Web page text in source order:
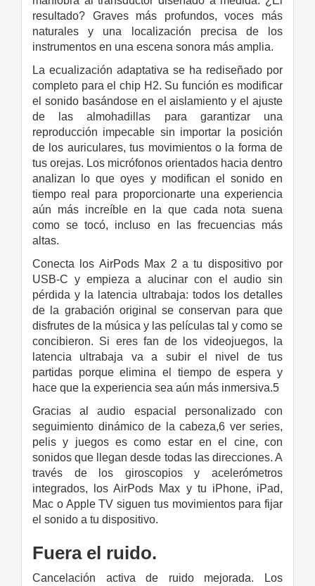
resultado? Graves más profundos, voces más
naturales y una localización precisa de los
instrumentos en una escena sonora más amplia.
La ecualización adaptativa se ha rediseñado por
completo para el chip H2. Su función es modificar
el sonido basándose en el aislamiento y el ajuste
de las almohadillas para garantizar una
reproducción impecable sin importar la posición
de los auriculares, tus movimientos o la forma de
tus orejas. Los micrófonos orientados hacia dentro
analizan lo que oyes y modifican el sonido en
tiempo real para proporcionarte una experiencia
aún más increíble en la que cada nota suena
como se tocó, incluso en las frecuencias más
altas.
Conecta los AirPods Max 2 a tu dispositivo por
USB‑C y empieza a alucinar con el audio sin
pérdida y la latencia ultrabaja: todos los detalles
de la grabación original se conservan para que
disfrutes de la música y las películas tal y como se
concibieron. Si eres fan de los videojuegos, la
latencia ultrabaja va a subir el nivel de tus
partidas porque elimina el tiempo de espera y
hace que la experiencia sea aún más inmersiva.5
Gracias al audio espacial personalizado con
seguimiento dinámico de la cabeza,6 ver series,
pelis y juegos es como estar en el cine, con
sonidos que llegan desde todas las direcciones. A
través de los giroscopios y acelerómetros
integrados, los AirPods Max y tu iPhone, iPad,
Mac o Apple TV siguen tus movimientos para fijar
el sonido a tu dispositivo.
Fuera el ruido.
Cancelación activa de ruido mejorada. Los